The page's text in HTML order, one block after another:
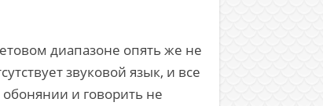
диапазоне опять же не
звуковой язык, и все
и говорить не